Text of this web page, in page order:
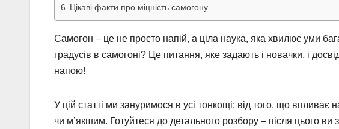
Цікаві факти про міцність самогону
Самогон – це не просто напій, а ціла наука, яка хвилює уми
градусів в самогоні? Це питання, яке задають і новачки, і
напою!
У цій статті ми зануримося в усі тонкощі: від того, що
чи м’якшим. Готуйтеся до детального розбору – після цього ви